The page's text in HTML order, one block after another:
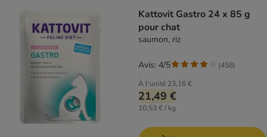
Kattovit Gastro 24 x 85 g
pour chat
saumon, riz
À l'unité 23,16 €
21,49 €
10,53 € / kg
Avis: 4/5 (458)